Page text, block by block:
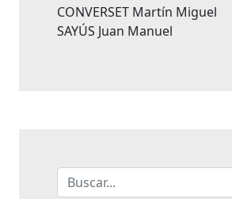
CONVERSET Martín Miguel
SAYÚS Juan Manuel